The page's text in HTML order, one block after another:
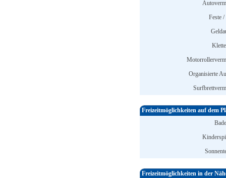
Feste
Organisierte
Freizeitmöglichkeiten auf dem
Freizeitmöglichkeiten in der